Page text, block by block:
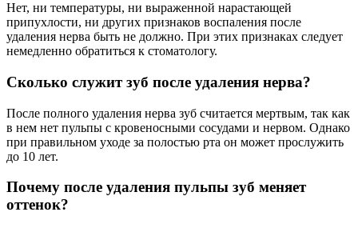
Нет, ни температуры, ни выраженной нарастающей
припухлости, ни других признаков воспаления после
удаления нерва быть не должно. При этих признаках следует
немедленно обратиться к стоматологу.
Сколько служит зуб после удаления нерва?
После полного удаления нерва зуб считается мертвым, так как
в нем нет пульпы с кровеносными сосудами и нервом. Однако
при правильном уходе за полостью рта он может прослужить
до 10 лет.
Почему после удаления пульпы зуб меняет
оттенок?